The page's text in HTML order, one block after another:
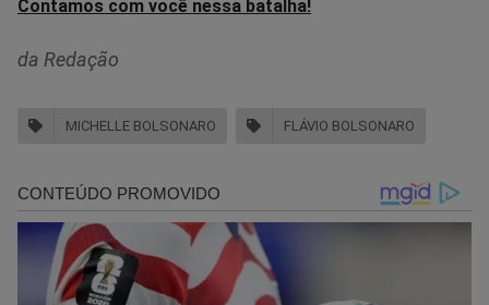
Contamos com você nessa batalha!
da Redação
MICHELLE BOLSONARO FLÁVIO BOLSONARO